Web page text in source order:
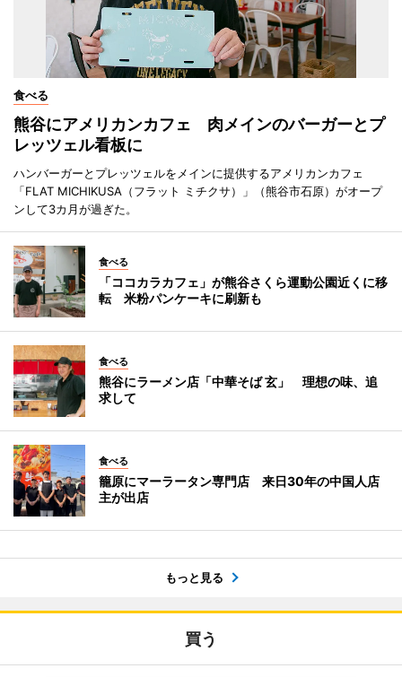
食べる
熊谷にアメリカンカフェ 肉メインのバーガーとプ
レッツェル看板に
ハンバーガーとプレッツェルをメインに提供するアメリカンカフェ
「FLAT MICHIKUSA（フラット ミチクサ）」（熊谷市石原）がオープ
ンして3カ月が過ぎた。
食べる
「ココカラカフェ」が熊谷さくら運動公園近くに移
転 米粉パンケーキに刷新も
食べる
熊谷にラーメン店「中華そば 玄」 理想の味、追
求して
食べる
籠原にマーラータン専門店 来日30年の中国人店
主が出店
もっと見る
買う